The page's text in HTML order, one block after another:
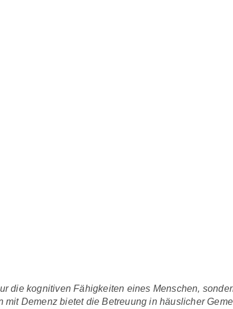
die kognitiven Fähigkeiten eines Menschen,
Demenz bietet die Betreuung in häuslicher